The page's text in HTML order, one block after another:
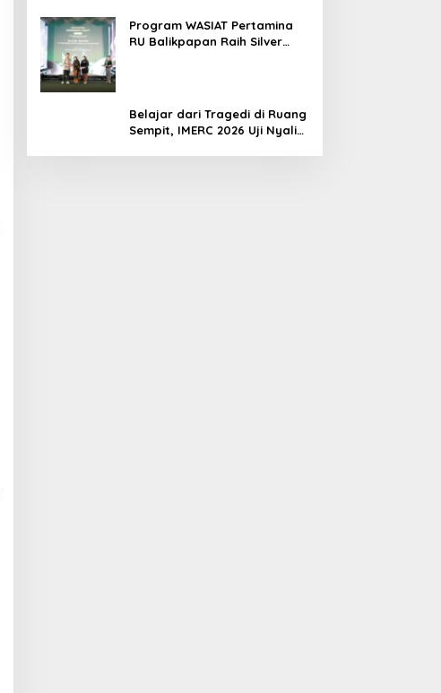
Program WASIAT Pertamina
RU Balikpapan Raih Silver
Belajar dari Tragedi di Ruang
Sempit, IMERC 2026 Uji Nyali